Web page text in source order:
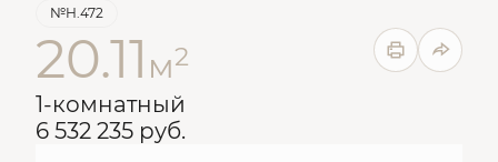
№Н.472
20.11 м2
1-комнатный
6 532 235 руб.